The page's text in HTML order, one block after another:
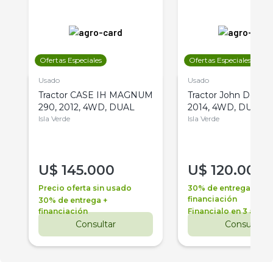
Ofertas Especiales
Usado
Tractor CASE IH MAGNUM
290, 2012, 4WD, DUAL
Isla Verde
U$ 145.000
Precio oferta sin usado
30% de entrega +
financiación
Consultar
Ofertas Especiales
Usado
Tractor John Deere
2014, 4WD, DUAL
Isla Verde
U$ 120.000
30% de entrega +
financiación
Financialo en 3 años
Consultar